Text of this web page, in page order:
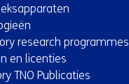
research programmes
en licenties
TNO Publicaties